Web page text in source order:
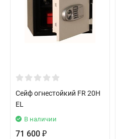
Сейф огнестойкий FR 20H
EL
В наличии
71 600 ₽